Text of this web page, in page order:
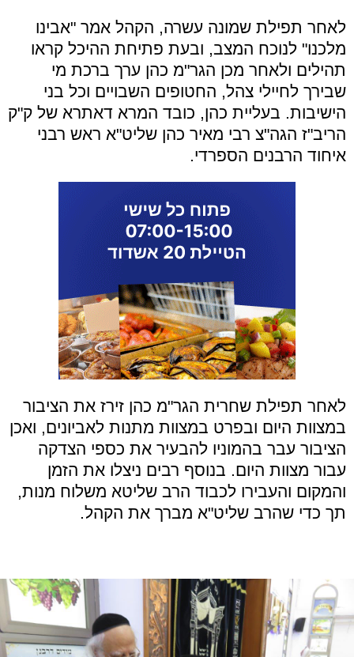
לאחר תפילת שמונה עשרה, הקהל אמר "אבינו
מלכנו" לנוכח המצב, ובעת פתיחת ההיכל קראו
תהילים ולאחר מכן הגר"מ כהן ערך ברכת מי
שבירך לחיילי צהל, החטופים השבויים וכל בני
הישיבות. בעליית כהן, כובד המרא דאתרא של ק"ק
הריב"ז הגה"צ רבי מאיר כהן שליט"א ראש רבני
איחוד הרבנים הספרדי.
לאחר תפילת שחרית הגר"מ כהן זירז את הציבור
במצוות היום ובפרט במצוות מתנות לאביונים, ואכן
הציבור עבר בהמוניו להבעיר את כספי הצדקה
עבור מצוות היום. בנוסף רבים ניצלו את הזמן
והמקום והעבירו לכבוד הרב שליטא משלוח מנות,
תך כדי שהרב שליט"א מברך את הקהל.